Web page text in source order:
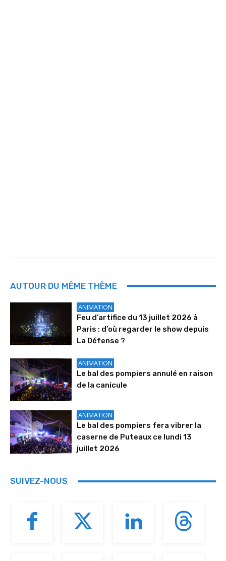
AUTOUR DU MÊME THÈME
ANIMATION
Feu d’artifice du 13 juillet 2026 à
Paris : d’où regarder le show depuis
La Défense ?
ANIMATION
Le bal des pompiers annulé en raison
de la canicule
ANIMATION
Le bal des pompiers fera vibrer la
caserne de Puteaux ce lundi 13
juillet 2026
SUIVEZ-NOUS